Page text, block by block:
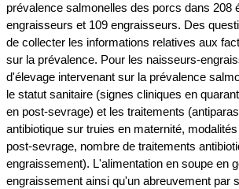
prévalence salmonelles des porcs dans 208
engraisseurs et 109 engraisseurs. Des
de collecter les informations relatives aux
sur la prévalence. Pour les naisseurs-
d'élevage intervenant sur la prévalence
le statut sanitaire (signes cliniques en
en post-sevrage) et les traitements
antibiotique sur truies en maternité,
post-sevrage, nombre de traitements
engraissement). L'alimentation en soupe en
engraissement ainsi qu'un abreuvement par